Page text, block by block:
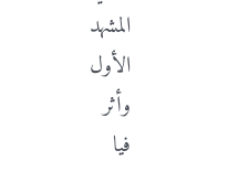
المشهد
الأول
وأثر
فيا